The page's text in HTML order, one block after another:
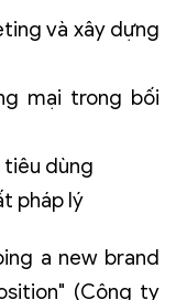
và xây dựng
mại trong bối
tiêu dùng
pháp lý
a new brand
(Công ty